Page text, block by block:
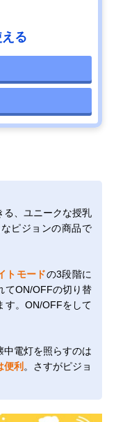
る
る、ユニークな授乳
ピジョンの商品で
トモードの3段階に
てON/OFFの切り替
す。ON/OFFをして
中電灯を照らすのは
便利 。さすがピジョ